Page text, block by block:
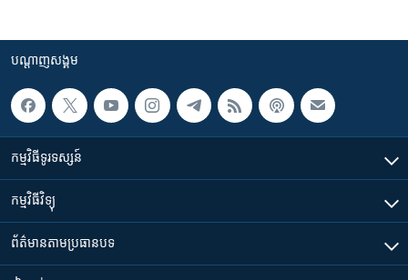
បណ្តាញ​សង្គម
កម្មវិធី​ទូរទស្សន៍
កម្មវិធី​វិទ្យុ
ព័ត៌មាន​តាមប្រធានបទ​